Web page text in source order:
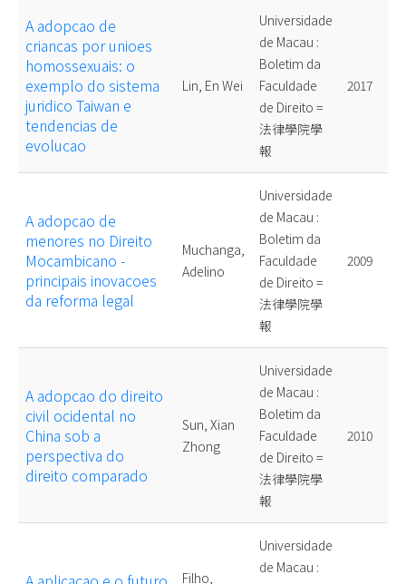
A adopcao de
criancas por unioes
homossexuais: o
exemplo do sistema
juridico Taiwan e
tendencias de
evolucao
Lin, En Wei
Universidade
de Macau :
Boletim da
Faculdade
de Direito =
法律學院學
報
2017
A adopcao de
menores no Direito
Mocambicano -
principais inovacoes
da reforma legal
Muchanga,
Adelino
Universidade
de Macau :
Boletim da
Faculdade
de Direito =
法律學院學
報
2009
A adopcao do direito
civil ocidental no
China sob a
perspectiva do
direito comparado
Sun, Xian
Zhong
Universidade
de Macau :
Boletim da
Faculdade
de Direito =
法律學院學
報
2010
Filho,
Universidade
de Macau :